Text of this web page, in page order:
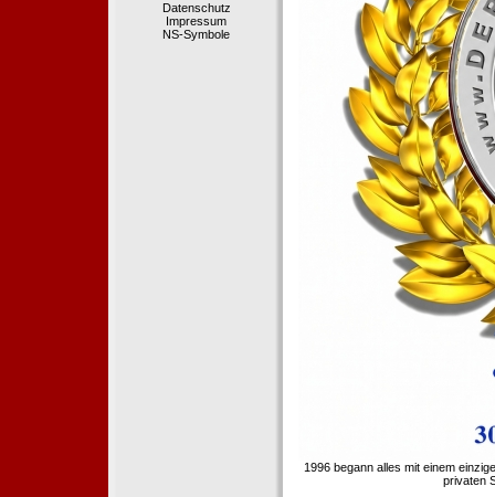
Datenschutz
Impressum
NS-Symbole
1996 begann alles mit einem
privaten